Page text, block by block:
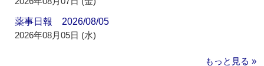
薬事日報 2026/08/05
2026年08月05日 (水)
もっと見る »